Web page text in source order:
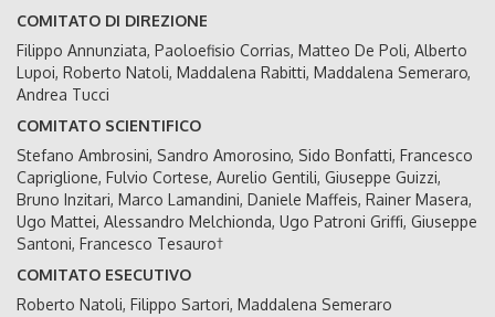
COMITATO DI DIREZIONE
Filippo Annunziata, Paoloefisio Corrias, Matteo De Poli, Alberto
Lupoi, Roberto Natoli, Maddalena Rabitti, Maddalena Semeraro,
Andrea Tucci
COMITATO SCIENTIFICO
Stefano Ambrosini, Sandro Amorosino, Sido Bonfatti, Francesco
Capriglione, Fulvio Cortese, Aurelio Gentili, Giuseppe Guizzi,
Bruno Inzitari, Marco Lamandini, Daniele Maffeis, Rainer Masera,
Ugo Mattei, Alessandro Melchionda, Ugo Patroni Griffi, Giuseppe
Santoni, Francesco Tesauro†
COMITATO ESECUTIVO
Roberto Natoli, Filippo Sartori, Maddalena Semeraro